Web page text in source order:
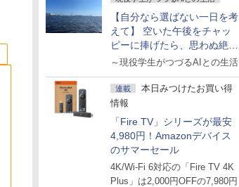
【自分なら選ばない一日を考
えて】 空いた午後をチャッ
ピーに捧げたら、思わぬ絶景
に出会った話
～現役学生がつづるAIとの生活
連載
本日みつけたお買い得
情報
「Fire TV」シリーズが最安
4,980円！Amazonデバイス
のサマーセール
4K/Wi-Fi 6対応の「Fire TV 4K
Plus」は2,000円OFFの7,980円